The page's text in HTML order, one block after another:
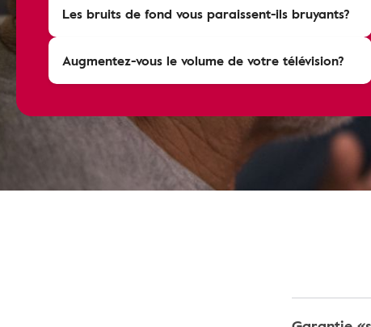
Les bruits de fond vous paraissent-ils bruyants?
Augmentez-vous le volume de votre télévision?